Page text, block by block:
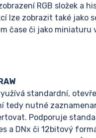
RGB složek a
lze zobrazit také jako
čase či jako miniaturu
standardní,
tedy nutné
Podporuje
a DNx či 12bitový